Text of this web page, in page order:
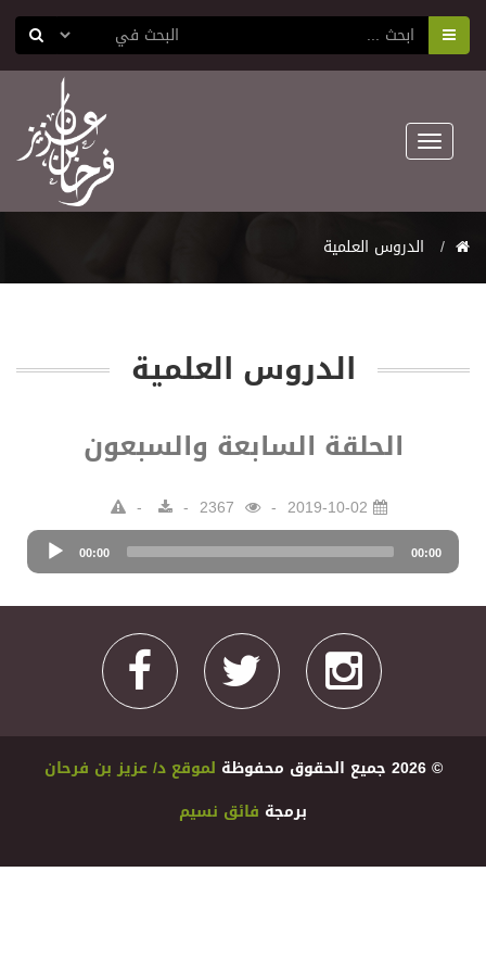
Toggle
navigation
اﻟﺪﺭﻭﺱ اﻟﻌﻠﻤﻴﺔ
اﻟﺪﺭﻭﺱ اﻟﻌﻠﻤﻴﺔ
الحلقة السابعة والسبعون
2019-10-02
Audio
Player
00:00 00:00
© 2026 ﺟﻤﻴﻊ اﻟﺤﻘﻮﻕ ﻣﺤﻔﻮﻇﺔ
ﻟﻤﻮﻗﻊ ﺩ/ ﻋﺰﻳﺰ ﺑﻦ ﻓﺮﺣﺎﻥ
ﺑﺮﻣﺠﺔ ﻓﺎﺋﻖ ﻧﺴﻴﻢ